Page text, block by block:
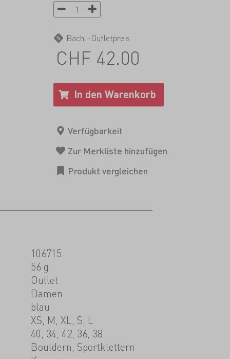
Bächli-Outletpreis
CHF 42.00
106715
56 g
Outlet
Damen
blau
XS, M, XL, S, L
40, 34, 42, 36, 38
Bouldern, Sportklettern